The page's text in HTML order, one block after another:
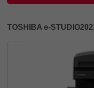
TOSHIBA e-